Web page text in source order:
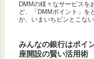
DMMの様々なサービスを
ど、「DMMポイント」を
か、いまいちピンとこな
みんなの銀行はポイ
座開設の賢い活用術